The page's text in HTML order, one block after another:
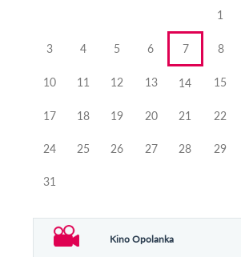
1
3 4 5 6 7 8
10 11 12 13 14 15
17 18 19 20 21 22
24 25 26 27 28 29
31
Kino Opolanka